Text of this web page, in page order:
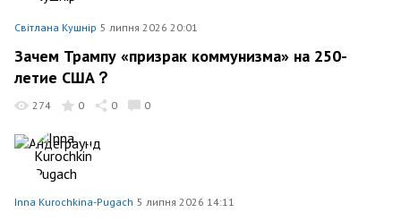
Світлана Кушнір 5 липня 2026 20:01
Зачем Трампу «призрак коммунизма» на 250-
летие США？
274 0 0 0
Inna Kurochkina-Pugach 5 липня 2026 14:11